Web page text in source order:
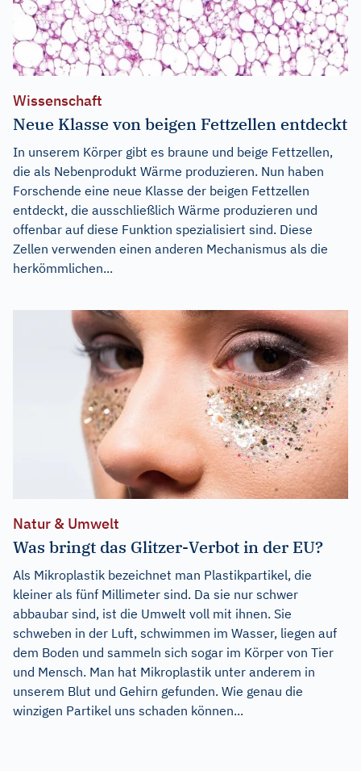
Wissenschaft
Neue Klasse von beigen Fettzellen entdeckt
In unserem Körper gibt es braune und beige Fettzellen,
die als Nebenprodukt Wärme produzieren. Nun haben
Forschende eine neue Klasse der beigen Fettzellen
entdeckt, die ausschließlich Wärme produzieren und
offenbar auf diese Funktion spezialisiert sind. Diese
Zellen verwenden einen anderen Mechanismus als die
herkömmlichen...
Natur & Umwelt
Was bringt das Glitzer-Verbot in der EU?
Als Mikroplastik bezeichnet man Plastikpartikel, die
kleiner als fünf Millimeter sind. Da sie nur schwer
abbaubar sind, ist die Umwelt voll mit ihnen. Sie
schweben in der Luft, schwimmen im Wasser, liegen auf
dem Boden und sammeln sich sogar im Körper von Tier
und Mensch. Man hat Mikroplastik unter anderem in
unserem Blut und Gehirn gefunden. Wie genau die
winzigen Partikel uns schaden können...